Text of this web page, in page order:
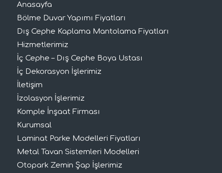
Anasayfa
Bölme Duvar Yapımı Fiyatları
Dış Cephe Kaplama Mantolama Fiyatları
Hizmetlerimiz
İç Cephe – Dış Cephe Boya Ustası
İç Dekorasyon İşlerimiz
İletişim
İzolasyon İşlerimiz
Komple İnşaat Firması
Kurumsal
Laminat Parke Modelleri Fiyatları
Metal Tavan Sistemleri Modelleri
Otopark Zemin Şap İşlerimiz